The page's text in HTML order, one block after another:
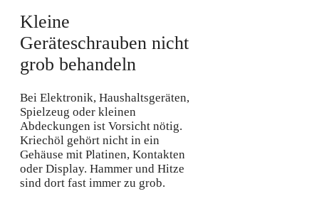
Kleine
Geräteschrauben nicht
grob behandeln
Bei Elektronik, Haushaltsgeräten,
Spielzeug oder kleinen
Abdeckungen ist Vorsicht nötig.
Kriechöl gehört nicht in ein
Gehäuse mit Platinen, Kontakten
oder Display. Hammer und Hitze
sind dort fast immer zu grob.